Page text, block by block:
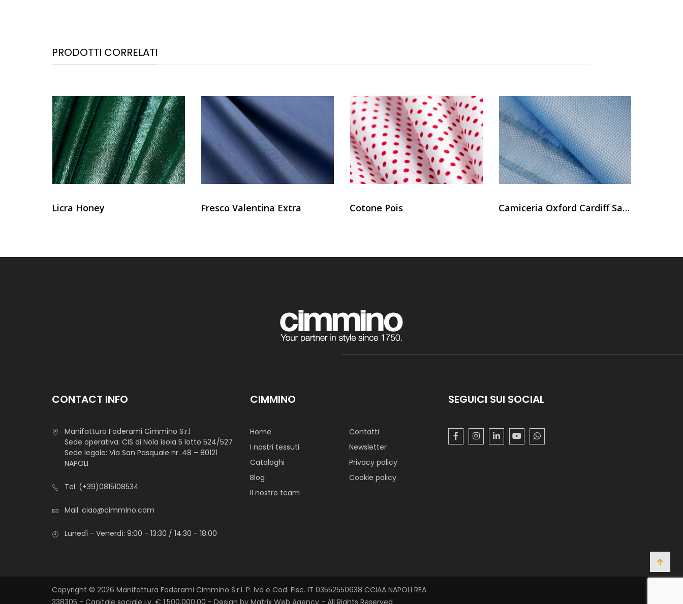
PRODOTTI CORRELATI
Licra Honey Fresco Valentina Extra Cotone Pois Camiceria Oxford Cardiff Sanfor
CONTACT INFO
Manifattura Foderami Cimmino S.r.l
Sede operativa: CIS di Nola isola 5 lotto 524/527
Sede legale: Via San Pasquale nr. 48 – 80121
NAPOLI
Tel. (+39)0815108534
Mail. ciao@cimmino.com
Lunedì - Venerdì: 9:00 - 13:30 / 14:30 - 18:00
CIMMINO
Home
I nostri tessuti
Cataloghi
Blog
Il nostro team
Contatti
Newsletter
Privacy policy
Cookie policy
SEGUICI SUI SOCIAL
Copyright © 2026 Manifattura Foderami Cimmino S.r.l. P. Iva e Cod. Fisc. IT 03552550638 CCIAA NAPOLI REA
338305 - Capitale sociale i.v. € 1.500.000,00 - Design by Matrix Web Agency - All Rights Reserved